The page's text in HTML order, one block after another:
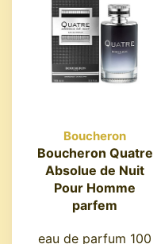
Boucheron
Boucheron Quatre
Absolue de Nuit
Pour Homme
parfem
eau de parfum 100